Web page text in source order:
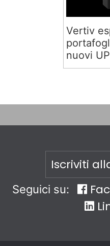
Vertiv
nuovi
Iscriviti
Seguici su: